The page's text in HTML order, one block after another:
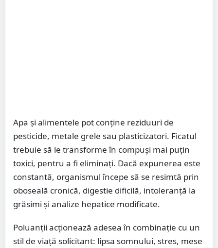
Apa și alimentele pot conține reziduuri de
pesticide, metale grele sau plasticizatori. Ficatul
trebuie să le transforme în compuși mai puțin
toxici, pentru a fi eliminați. Dacă expunerea este
constantă, organismul începe să se resimtă prin
oboseală cronică, digestie dificilă, intoleranță la
grăsimi și analize hepatice modificate.
Poluanții acționează adesea în combinație cu un
stil de viață solicitant: lipsa somnului, stres, mese